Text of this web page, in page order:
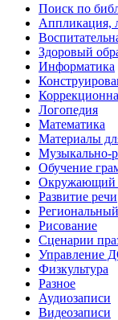
Поиск по
Аппликация,
Здоровый
Информатика
Логопедия
Математика
Материалы
Музыкально-
Обучение
Окружающий
Развитие речи
Рисование
Сценарии
Управление
Физкультура
Разное
Аудиозаписи
Видеозаписи